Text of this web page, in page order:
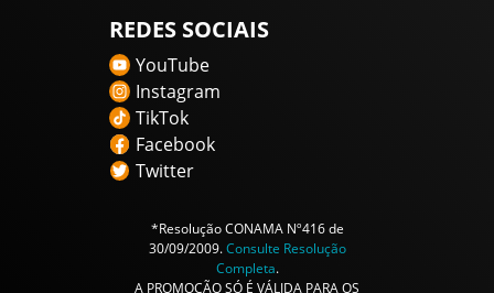
REDES SOCIAIS
YouTube
Instagram
TikTok
Facebook
Twitter
*Resolução CONAMA Nº416 de
30/09/2009.Consulte Resolução
Completa.
A PROMOÇÃO SÓ É VÁLIDA PARA OS